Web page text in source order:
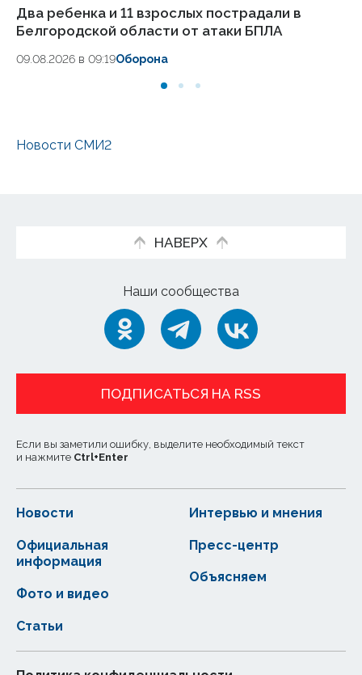
Два ребенка и 11 взрослых пострадали в
Белгородской области от атаки БПЛА
09.08.2026 в 09:19Оборона
Новости СМИ2
НАВЕРХ
Наши сообщества
ПОДПИСАТЬСЯ НА RSS
Если вы заметили ошибку, выделите необходимый текст
и нажмите Ctrl+Enter
Новости
Статьи
Официальная
информация
Интервью и мнения
Фото и видео
Пресс-центр
Объясняем